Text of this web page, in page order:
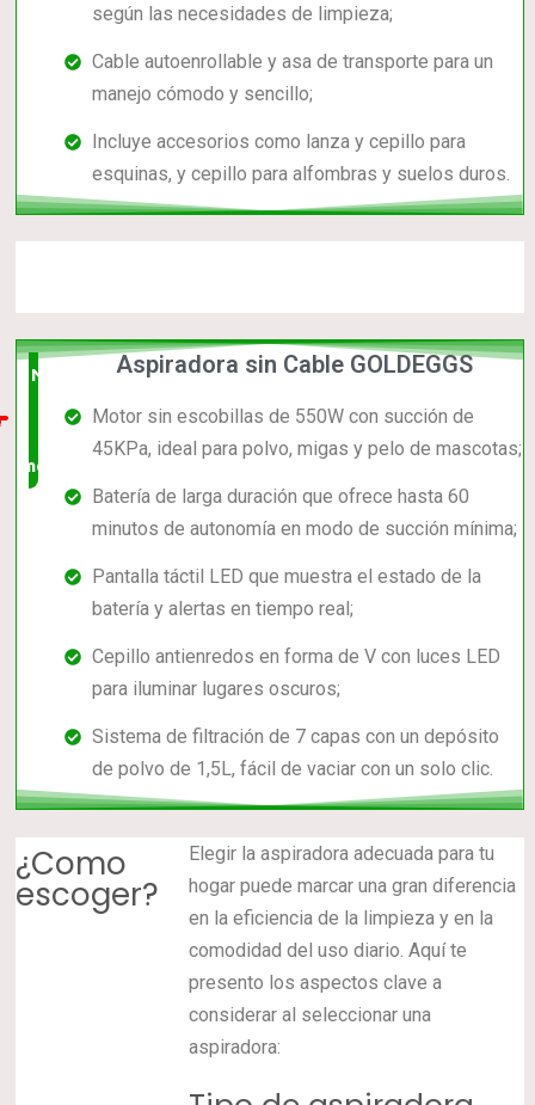
según las necesidades de limpieza;
Cable autoenrollable y asa de transporte para un
manejo cómodo y sencillo;
Incluye accesorios como lanza y cepillo para
esquinas, y cepillo para alfombras y suelos duros.
Nuevo
en el
mercado
Aspiradora sin Cable GOLDEGGS
Motor sin escobillas de 550W con succión de
45KPa, ideal para polvo, migas y pelo de mascotas;
Batería de larga duración que ofrece hasta 60
minutos de autonomía en modo de succión mínima;
Pantalla táctil LED que muestra el estado de la
batería y alertas en tiempo real;
Cepillo antienredos en forma de V con luces LED
para iluminar lugares oscuros;
Sistema de filtración de 7 capas con un depósito
de polvo de 1,5L, fácil de vaciar con un solo clic.
¿Como
escoger?
Elegir la aspiradora adecuada para tu
hogar puede marcar una gran diferencia
en la eficiencia de la limpieza y en la
comodidad del uso diario. Aquí te
presento los aspectos clave a
considerar al seleccionar una
aspiradora: